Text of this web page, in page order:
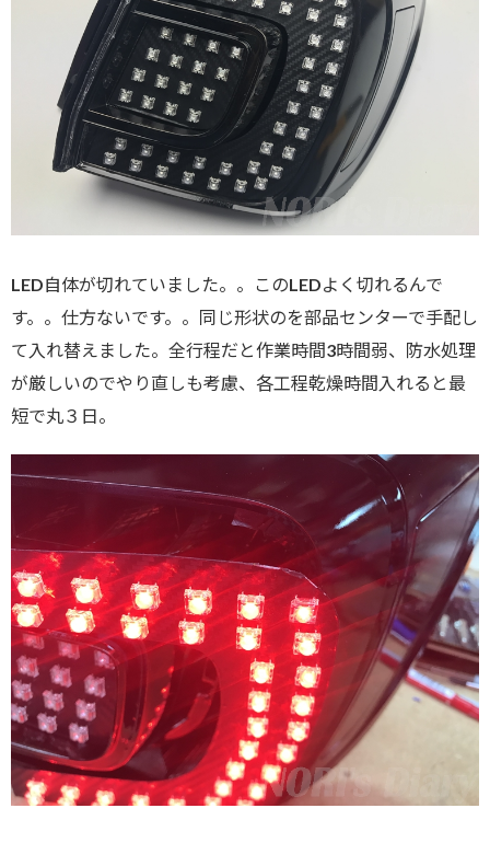
LED自体が切れていました。。このLEDよく切れるんで
す。。仕方ないです。。同じ形状のを部品センターで手配し
て入れ替えました。全行程だと作業時間3時間弱、防水処理
が厳しいのでやり直しも考慮、各工程乾燥時間入れると最
短で丸３日。